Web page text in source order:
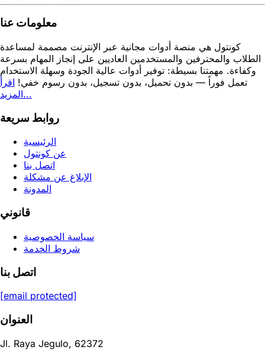
معلومات عنا
كونتول هي منصة أدوات مجانية عبر الإنترنت مصممة لمساعدة
الطلاب والمحترفين والمستخدمين العاديين على إنجاز المهام بسرعة
وكفاءة. مهمتنا بسيطة: توفير أدوات عالية الجودة وسهلة الاستخدام
تعمل فوراً — بدون تحميل، بدون تسجيل، بدون رسوم خفي! اقرأ
المزيد...
روابط سريعة
الرئيسية
عن كونتول
اتصل بنا
الإبلاغ عن مشكلة
المدونة
قانوني
سياسة الخصوصية
شروط الخدمة
اتصل بنا
[email protected]
العنوان
Jl. Raya Jegulo, 62372